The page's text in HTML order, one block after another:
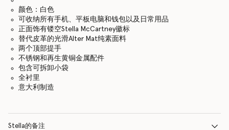
颜色：白色
可收纳所有手机、平板电脑和钱包以及日常用品
正面饰有镂空Stella McCartney徽标
替代皮革的光滑Alter Mat纯素面料
两个顶部提手
不锈钢和再生黄铜金属配件
包含可拆卸小袋
全衬里
意大利制造
Stella的备注